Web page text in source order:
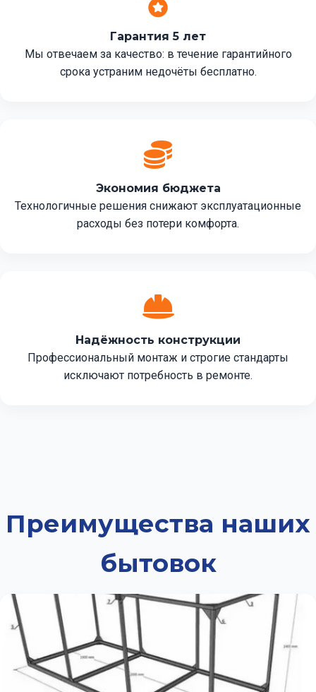
Гарантия 5 лет
Мы отвечаем за качество: в течение гарантийного
срока устраним недочёты бесплатно.
Экономия бюджета
Технологичные решения снижают эксплуатационные
расходы без потери комфорта.
Надёжность конструкции
Профессиональный монтаж и строгие стандарты
исключают потребность в ремонте.
Преимущества наших
бытовок